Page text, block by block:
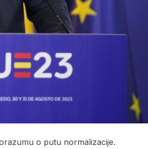
o putu normalizacije.